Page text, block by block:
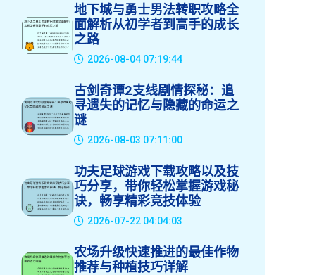
地下城与勇士男法转职攻略全
面解析从初学者到高手的成长
之路
2026-08-04 07:19:44
古剑奇谭2支线剧情探秘：追
寻遗失的记忆与隐藏的命运之
谜
2026-08-03 07:11:00
功夫足球游戏下载攻略以及技
巧分享，带你轻松掌握游戏秘
诀，畅享精彩竞技体验
2026-07-22 04:04:03
农场升级快速推进的最佳作物
推荐与种植技巧详解